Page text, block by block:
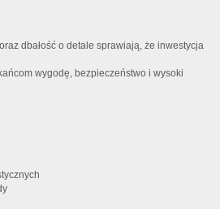
dbałość o detale sprawiają, że inwestycja
wygodę, bezpieczeństwo i wysoki